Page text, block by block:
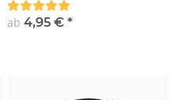
ab 4,95 € *